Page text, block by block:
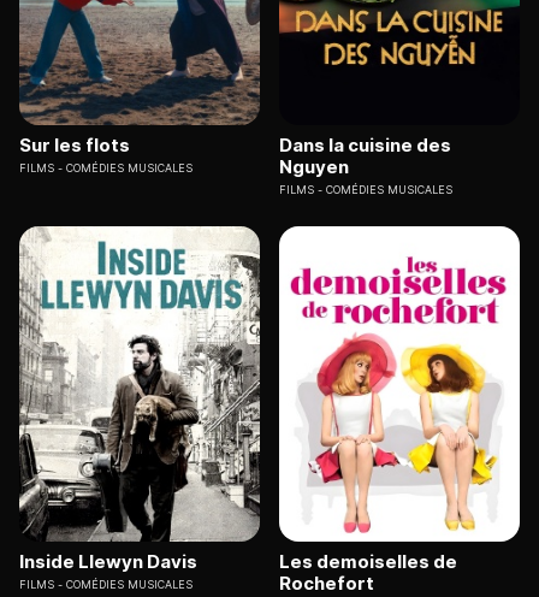
Sur les flots
FILMS COMÉDIES MUSICALES
Dans la cuisine des
Nguyen
FILMS COMÉDIES MUSICALES
Inside Llewyn Davis
FILMS COMÉDIES MUSICALES
Les demoiselles de
Rochefort